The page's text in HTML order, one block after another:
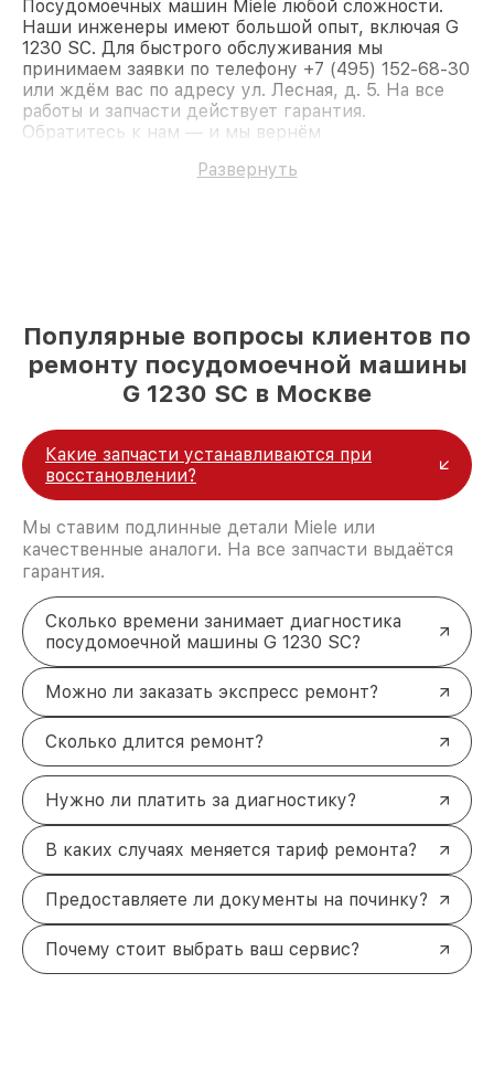
Посудомоечных машин Miele любой сложности.
Наши инженеры имеют большой опыт, включая G
1230 SC. Для быстрого обслуживания мы
принимаем заявки по телефону +7 (495) 152-68-30
или ждём вас по адресу ул. Лесная, д. 5. На все
работы и запчасти действует гарантия.
Обратитесь к нам — и мы вернём
Развернуть
Популярные вопросы клиентов по
ремонту посудомоечной машины
G 1230 SC в Москве
Какие запчасти устанавливаются при
восстановлении?
Мы ставим подлинные детали Miele или
качественные аналоги. На все запчасти выдаётся
гарантия.
Сколько времени занимает диагностика
посудомоечной машины G 1230 SC?
Можно ли заказать экспресс ремонт?
Сколько длится ремонт?
Нужно ли платить за диагностику?
В каких случаях меняется тариф ремонта?
Предоставляете ли документы на починку?
Почему стоит выбрать ваш сервис?